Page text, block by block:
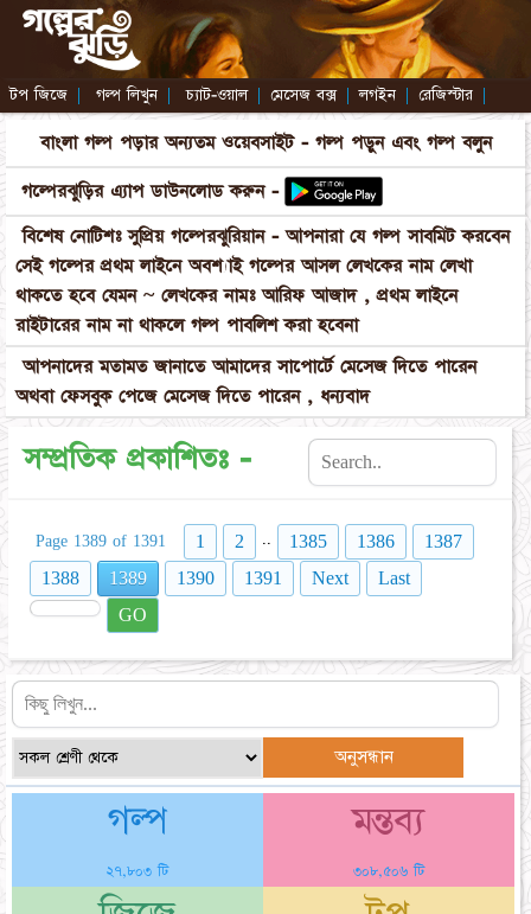
টপ জিজে | গল্প লিখুন | চ্যাট-ওয়াল | মেসেজ বক্স | লগইন | রেজিস্টার |
বাংলা গল্প পড়ার অন্যতম ওয়েবসাইট - গল্প পড়ুন এবং গল্প বলুন
গল্পেরঝুড়ির এ্যাপ ডাউনলোড করুন -
বিশেষ নোটিশঃ সুপ্রিয় গল্পেরঝুরিয়ান - আপনারা যে গল্প সাবমিট করবেন
সেই গল্পের প্রথম লাইনে অবশ্যাই গল্পের আসল লেখকের নাম লেখা
থাকতে হবে যেমন ~ লেখকের নামঃ আরিফ আজাদ , প্রথম লাইনে
রাইটারের নাম না থাকলে গল্প পাবলিশ করা হবেনা
আপনাদের মতামত জানাতে আমাদের সাপোর্টে মেসেজ দিতে পারেন
অথবা ফেসবুক পেজে মেসেজ দিতে পারেন , ধন্যবাদ
সম্প্রতিক প্রকাশিতঃ -
Page 1389 of 1391 1 2 .. 1385 1386
1387
1388
1389 1390 1391 Next
Last
GO
গল্প
২৭,৮০৩ টি
মন্তব্য
৩০৮,৫০৬ টি